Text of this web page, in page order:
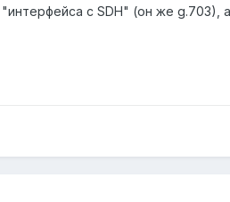
"интерфейса с SDH" (он же